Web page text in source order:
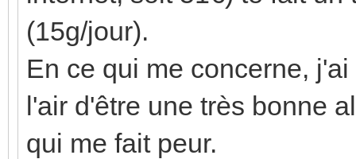
(15g/jour).
En ce qui me concerne,
l'air d'être une très bonne
qui me fait peur.